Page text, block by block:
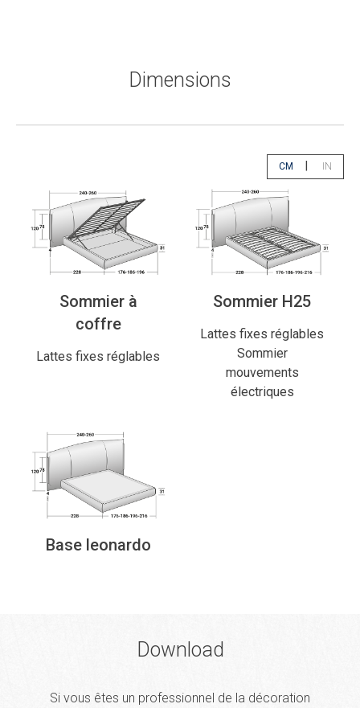
Dimensions
CM
|
IN
Sommier à
coffre
Lattes fixes réglables
Sommier H25
Lattes fixes réglables
Sommier
mouvements
électriques
Base leonardo
Download
Si vous êtes un professionnel de la décoration